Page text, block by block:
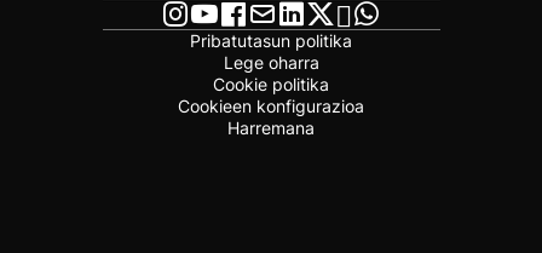
Pribatutasun politika
Lege oharra
Cookie politika
Cookieen konfigurazioa
Harremana